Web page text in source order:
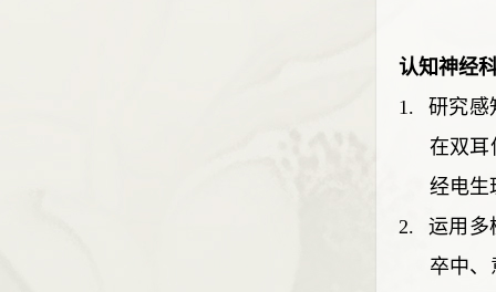
认知神经
1.
研究感
在双耳
经电生
2.
运用多
卒中、